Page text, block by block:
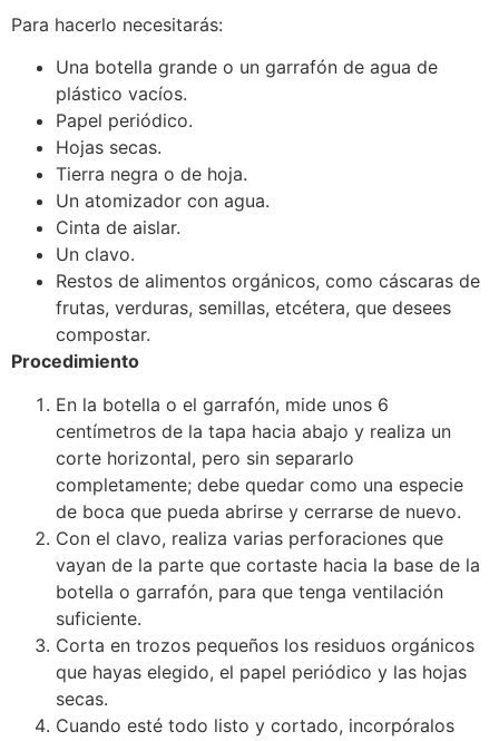
Para hacerlo necesitarás:
Una botella grande o un garrafón de agua de
plástico vacíos.
Papel periódico.
Hojas secas.
Tierra negra o de hoja.
Un atomizador con agua.
Cinta de aislar.
Un clavo.
Restos de alimentos orgánicos, como cáscaras de
frutas, verduras, semillas, etcétera, que desees
compostar.
Procedimiento
En la botella o el garrafón, mide unos 6
centímetros de la tapa hacia abajo y realiza un
corte horizontal, pero sin separarlo
completamente; debe quedar como una especie
de boca que pueda abrirse y cerrarse de nuevo.
Con el clavo, realiza varias perforaciones que
vayan de la parte que cortaste hacia la base de la
botella o garrafón, para que tenga ventilación
suficiente.
Corta en trozos pequeños los residuos orgánicos
que hayas elegido, el papel periódico y las hojas
secas.
Cuando esté todo listo y cortado, incorpóralos